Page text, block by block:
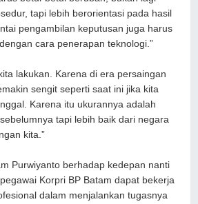
tapi lebih berorientasi pada hasil
pengambilan keputusan juga harus
cara penerapan teknologi.”
lakukan. Karena di era persaingan
sengit seperti saat ini jika kita
Karena itu ukurannya adalah
tapi lebih baik dari negara
kita.”
Purwiyanto berhadap kedepan nanti
Korpri BP Batam dapat bekerja
dalam menjalankan tugasnya